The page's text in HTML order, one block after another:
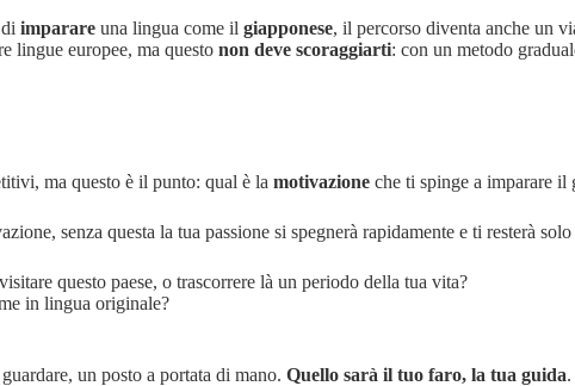
imparare una lingua come il giapponese, il percorso diventa anche un
lingue europee, ma questo non deve scoraggiarti: con un metodo
ma questo è il punto: qual è la motivazione che ti spinge a imparare il
senza questa la tua passione si spegnerà rapidamente e ti resterà
questo paese, o trascorrere là un periodo della tua vita?
in lingua originale?
un posto a portata di mano. Quello sarà il tuo faro, la tua guida